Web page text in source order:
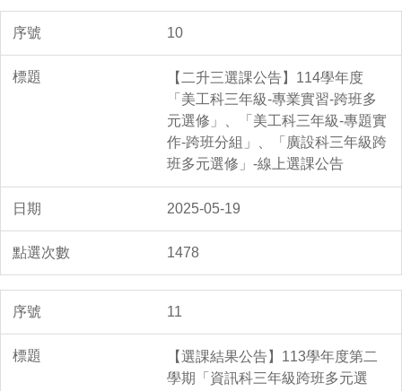
10
【二升三選課公告】114學年度
「美工科三年級-專業實習-跨班多
元選修」、「美工科三年級-專題實
作-跨班分組」、「廣設科三年級跨
班多元選修」-線上選課公告
2025-05-19
1478
11
【選課結果公告】113學年度第二
學期「資訊科三年級跨班多元選